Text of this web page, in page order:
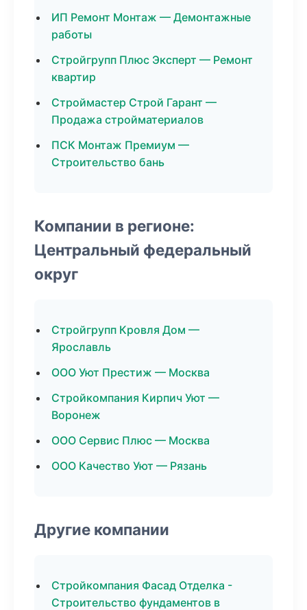
ИП Ремонт Монтаж — Демонтажные
работы
Стройгрупп Плюс Эксперт — Ремонт
квартир
Строймастер Строй Гарант —
Продажа стройматериалов
ПСК Монтаж Премиум —
Строительство бань
Компании в регионе:
Центральный федеральный
округ
Стройгрупп Кровля Дом —
Ярославль
ООО Уют Престиж — Москва
Стройкомпания Кирпич Уют —
Воронеж
ООО Сервис Плюс — Москва
ООО Качество Уют — Рязань
Другие компании
Стройкомпания Фасад Отделка -
Строительство фундаментов в